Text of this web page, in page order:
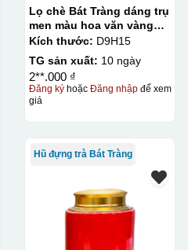
Lọ chè Bát Tràng dáng trụ
men màu hoa văn vàng
kim 200g
Kích thước: D9H15
TG sản xuất: 10 ngày
2**.000 ₫
Đăng kýhoặc Đăng nhậpđể xem
giá
Hũ đựng trà Bát Tràng